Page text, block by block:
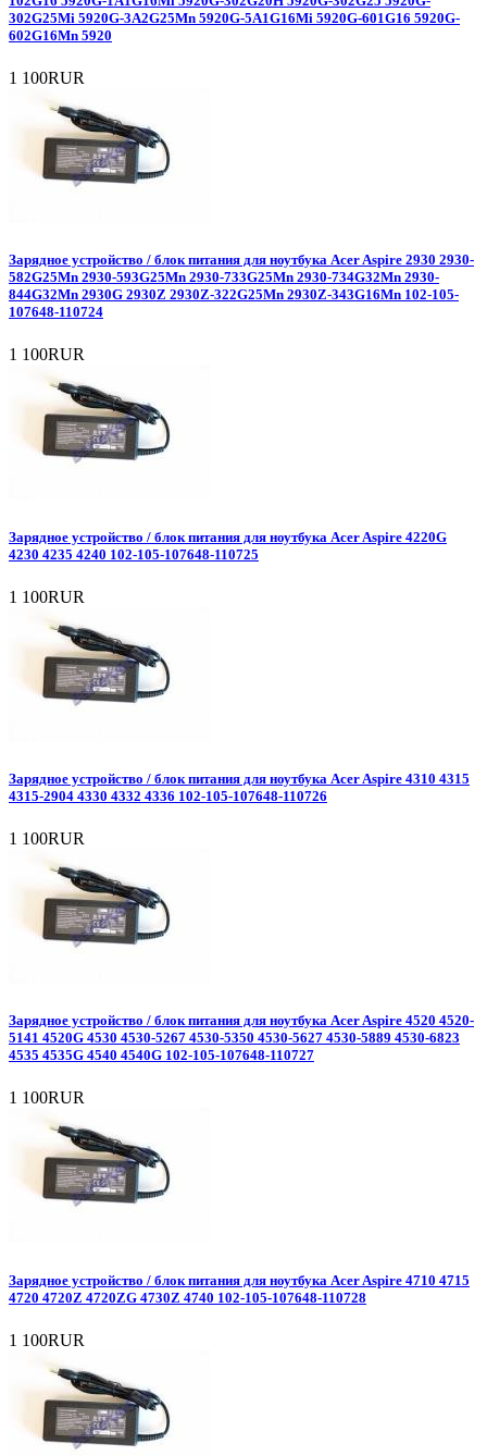
302G25Mi 5920G-3A2G25Mn 5920G-5A1G16Mi 5920G-601G16 5920G-
602G16Mn 5920
1 100RUR
Зарядное уcтройство / блок питания для ноутбука Acer Aspire 2930 2930-
582G25Mn 2930-593G25Mn 2930-733G25Mn 2930-734G32Mn 2930-
844G32Mn 2930G 2930Z 2930Z-322G25Mn 2930Z-343G16Mn 102-105-
107648-110724
1 100RUR
Зарядное уcтройство / блок питания для ноутбука Acer Aspire 4220G
4230 4235 4240 102-105-107648-110725
1 100RUR
Зарядное уcтройство / блок питания для ноутбука Acer Aspire 4310 4315
4315-2904 4330 4332 4336 102-105-107648-110726
1 100RUR
Зарядное уcтройство / блок питания для ноутбука Acer Aspire 4520 4520-
5141 4520G 4530 4530-5267 4530-5350 4530-5627 4530-5889 4530-6823
4535 4535G 4540 4540G 102-105-107648-110727
1 100RUR
Зарядное уcтройство / блок питания для ноутбука Acer Aspire 4710 4715
4720 4720Z 4720ZG 4730Z 4740 102-105-107648-110728
1 100RUR